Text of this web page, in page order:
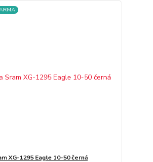
XG-1295 Eagle 10-50 černá